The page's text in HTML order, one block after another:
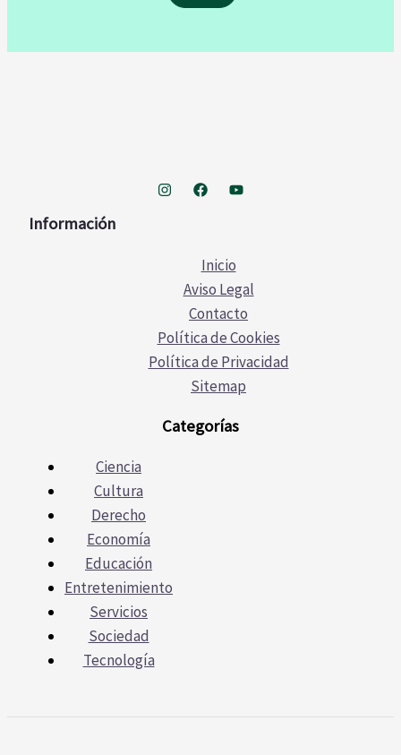
Información
Inicio
Aviso Legal
Contacto
Política de Cookies
Política de Privacidad
Sitemap
Categorías
Ciencia
Cultura
Derecho
Economía
Educación
Entretenimiento
Servicios
Sociedad
Tecnología